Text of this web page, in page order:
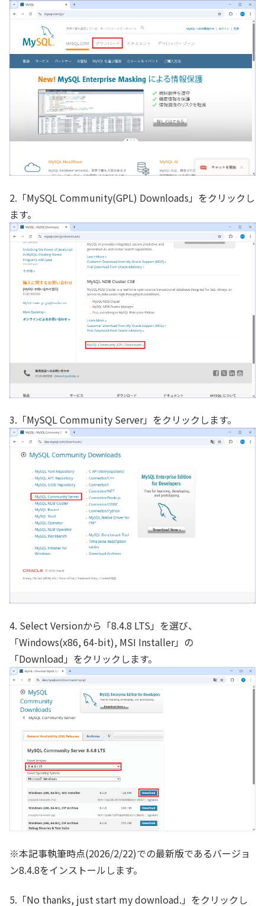
2.「MySQL Community(GPL) Downloads」をクリックし
ます。
3.「MySQL Community Server」をクリックします。
4. Select Versionから「8.4.8 LTS」を選び、
「Windows(x86, 64-bit), MSI Installer」の
「Download」をクリックします。
※本記事執筆時点(2026/2/22)での最新版であるバージョ
ン8.4.8をインストールします。
5.「No thanks, just start my download.」をクリックし